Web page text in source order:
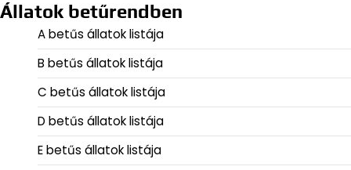
Állatok betűrendben
A betűs állatok listája
B betűs állatok listája
C betűs állatok listája
D betűs állatok listája
E betűs állatok listája